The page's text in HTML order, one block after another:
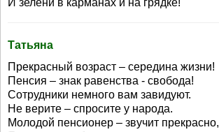
И зелени в карманах и на грядке!
Татьяна
Прекрасный возраст – середина жизни!
Пенсия – знак равенства - свобода!
Сотрудники немного вам завидуют.
Не верите – спросите у народа.
Молодой пенсионер – звучит прекрасно,